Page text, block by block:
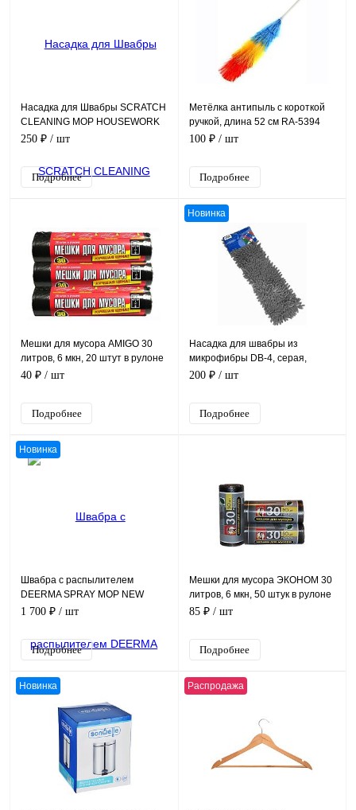
Насадка для Швабры SCRATCH
CLEANING MOP HOUSEWORK
Cleaning Expert, серая, 33*12,5
250 ₽ / шт
Подробнее
Метёлка антипыль с короткой
ручкой, длина 52 см RA-5394
(RA-5393)
100 ₽ / шт
Подробнее
Мешки для мусора AMIGO 30
литров, 6 мкн, 20 штут в рулоне
40 ₽ / шт
Подробнее
Новинка
Насадка для швабры из
микрофибры DB-4, серая,
размер 40х10 см
200 ₽ / шт
Подробнее
Новинка
Швабра с распылителем
DEERMA SPRAY MOP NEW
TB500, объем 350 мл
1 700 ₽ / шт
Подробнее
Мешки для мусора ЭКОНОМ 30
литров, 6 мкн, 50 штук в рулоне
85 ₽ / шт
Подробнее
Новинка Распродажа